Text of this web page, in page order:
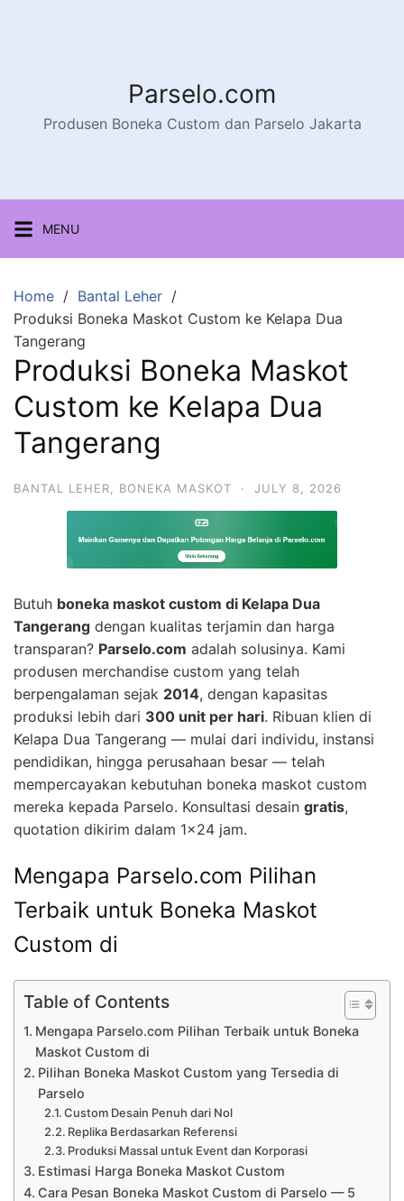
Parselo.com
Produsen Boneka Custom dan Parselo Jakarta
MENU
Home
Bantal Leher
Produksi Boneka Maskot Custom ke Kelapa Dua
Tangerang
Produksi Boneka Maskot
Custom ke Kelapa Dua
Tangerang
BANTAL LEHER BONEKA MASKOT · JULY 8, 2026
Butuh boneka maskot custom di Kelapa Dua
Tangerang dengan kualitas terjamin dan harga
transparan? Parselo.com adalah solusinya. Kami
produsen merchandise custom yang telah
berpengalaman sejak 2014, dengan kapasitas
produksi lebih dari 300 unit per hari. Ribuan klien di
Kelapa Dua Tangerang — mulai dari individu, instansi
pendidikan, hingga perusahaan besar — telah
mempercayakan kebutuhan boneka maskot custom
mereka kepada Parselo. Konsultasi desain gratis,
quotation dikirim dalam 1×24 jam.
Mengapa Parselo.com Pilihan
Terbaik untuk Boneka Maskot
Custom di
Table of Contents
Mengapa Parselo.com Pilihan Terbaik untuk Boneka
Maskot Custom di
Pilihan Boneka Maskot Custom yang Tersedia di
Parselo
Custom Desain Penuh dari Nol
Replika Berdasarkan Referensi
Produksi Massal untuk Event dan Korporasi
Estimasi Harga Boneka Maskot Custom
Cara Pesan Boneka Maskot Custom di Parselo — 5